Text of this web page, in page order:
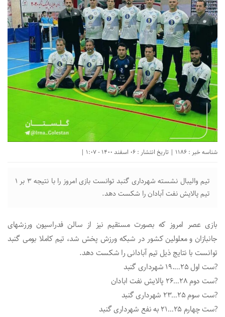
شناسه خبر : 1186 | تاریخ انتشار : 06 اسفند 1400 - 1:07 |
تیم پالایش نفت آبادان را شکست دهد.
بازی عصر امروز که بصورت مستقیم نیز از سالن فدراسیون ورزشهای
جانبازان و معلولین کشور در شبکه ورزش پخش شد، تیم کاملا بومی گنبد
توانست با نتایج ذیل تیم‌ آبادانی‌ را شکست دهد.
?ست اول ۲۵….۱۹ شهرداری گنبد
?ست دوم ۲۸…۲۶ پالایش نفت ابادان
?ست سوم ۲۵…۲۳ شهرداری گنبد
?ست چهارم ۲۵…۲۱ به نفع شهرداری گنبد